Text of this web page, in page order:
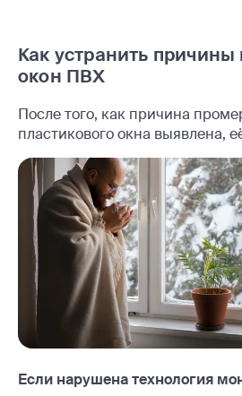
Как устранить
окон ПВХ
После того, как причина
пластикового окна выявлена,
Если нарушена технология